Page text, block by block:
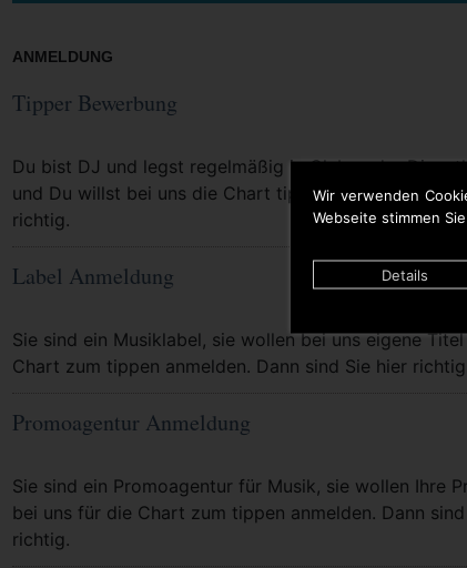
Wir verwenden
Webseite stimmen
Details
ANMELDUNG
Tipper Bewerbung
Du bist DJ und legst regelmäßig in Clubs oder
und Du willst bei uns die Chart tippen. Dann bist Du
richtig.
Mehr Info
Label Anmeldung
Sie sind ein Musiklabel, sie wollen bei uns eigene
Chart zum tippen anmelden. Dann sind Sie hier
Mehr Info
Promoagentur Anmeldung
Sie sind ein Promoagentur für Musik, sie wollen Ihre
bei uns für die Chart zum tippen anmelden. Dann
richtig.
Mehr Info